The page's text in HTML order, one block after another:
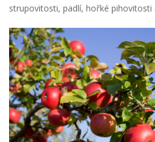
strupovitosti, padlí, hořké pihovitosti